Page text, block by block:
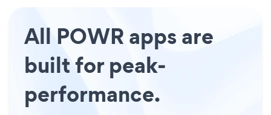
All POWR apps are
built for peak-
performance.